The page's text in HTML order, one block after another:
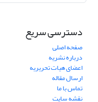
دسترسی سریع
صفحه اصلی
درباره نشریه
اعضای هیات تحریریه
ارسال مقاله
تماس با ما
نقشه سایت